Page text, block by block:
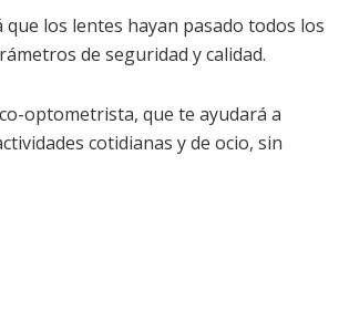
los lentes hayan pasado todos los
de seguridad y calidad.
optometrista, que te ayudará a
cotidianas y de ocio, sin